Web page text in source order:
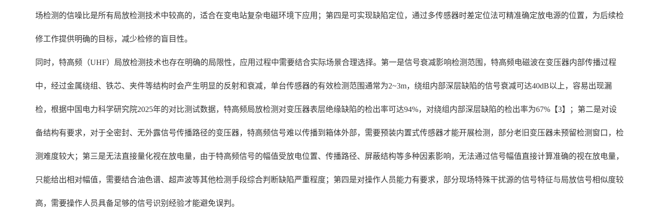
场检测的信噪比是所有局放检测技术中较高的，适合在变电站复杂电磁环境下应用；第四是可实现缺陷定位，通过多传感器时差定位法可精准确定放电源的位置，为后续检
修工作提供明确的目标，减少检修的盲目性。
同时，特高频（UHF）局放检测技术也存在明确的局限性，应用过程中需要结合实际场景合理选择。第一是信号衰减影响检测范围，特高频电磁波在变压器内部传播过程
中，经过金属绕组、铁芯、夹件等结构时会产生明显的反射和衰减，单台传感器的有效检测范围通常为2~3m，绕组内部深层缺陷的信号衰减可达40dB以上，容易出现漏
检，根据中国电力科学研究院2025年的对比测试数据，特高频局放检测对变压器表层绝缘缺陷的检出率可达94%，对绕组内部深层缺陷的检出率为67%【3】；第二是对设
备结构有要求，对于全密封、无外露信号传播路径的变压器，特高频信号难以传播到箱体外部，需要预装内置式传感器才能开展检测，部分老旧变压器未预留检测窗口，检
测难度较大；第三是无法直接量化视在放电量，由于特高频信号的幅值受放电位置、传播路径、屏蔽结构等多种因素影响，无法通过信号幅值直接计算准确的视在放电量，
只能给出相对幅值，需要结合油色谱、超声波等其他检测手段综合判断缺陷严重程度；第四是对操作人员能力有要求，部分现场特殊干扰源的信号特征与局放信号相似度较
高，需要操作人员具备足够的信号识别经验才能避免误判。